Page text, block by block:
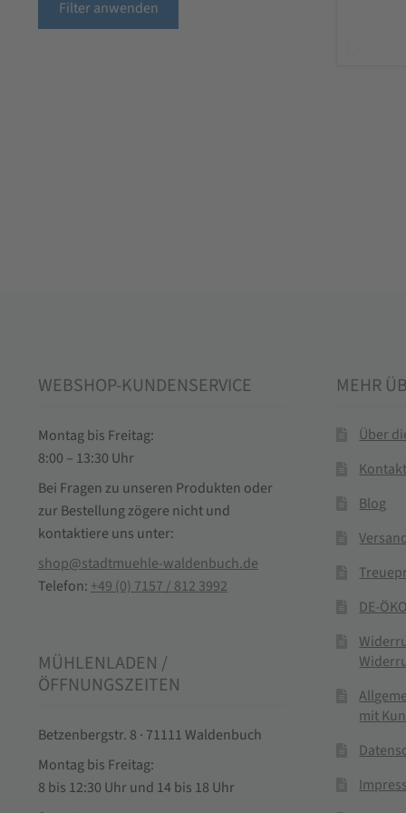
Filter anwenden
WEBSHOP-KUNDENSERVICE
Montag bis Freitag:
8:00 – 13:30 Uhr
Bei Fragen zu unseren Produkten oder
zur Bestellung zögere nicht und
kontaktiere uns unter:
shop@stadtmuehle-waldenbuch.de
Telefon: +49 (0) 7157 / 812 3992
MÜHLENLADEN /
ÖFFNUNGSZEITEN
Betzenbergstr. 8 · 71111 Waldenbuch
Montag bis Freitag:
8 bis 12:30 Uhr und 14 bis 18 Uhr
MEHR
Über
Kontakt
Blog
DE-
mit